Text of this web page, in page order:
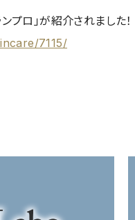
プロ」が紹介されました！
7115/